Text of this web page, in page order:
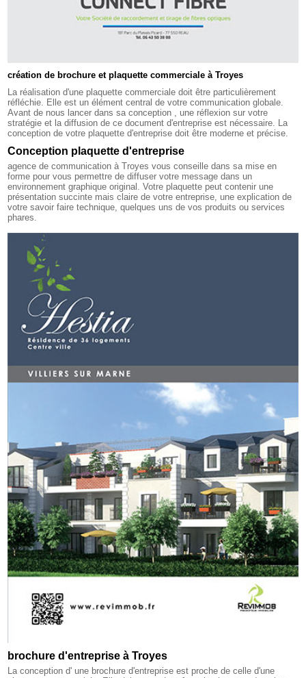
création de brochure et plaquette commerciale à Troyes
La réalisation d'une plaquette commerciale doit être particulièrement
réfléchie. Elle est un élément central de votre communication globale.
Avant de nous lancer dans sa conception , une réflexion sur votre
stratégie et la diffusion de ce document d'entreprise est nécessaire. La
conception de votre plaquette d'entreprise doit être moderne et précise.
Conception plaquette d'entreprise
agence de communication à Troyesvous conseille dans sa mise en
forme pour vous permettre de diffuser votre message dans un
environnement graphique original. Votre plaquette peut contenir une
présentation succinte mais claire de votre entreprise, une explication de
votre savoir faire technique, quelques uns de vos produits ou services
phares.
brochure d'entreprise à Troyes
La conception d' une brochure d'entreprise est proche de celle d'une